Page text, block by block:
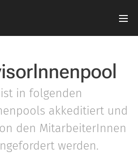
ist in folgenden
akkeditiert und
den MitarbeiterInnen
werden.